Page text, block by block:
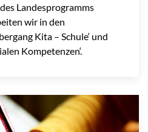
Landesprogramms
wir in den
Kita – Schule‘ und
Kompetenzen‘.